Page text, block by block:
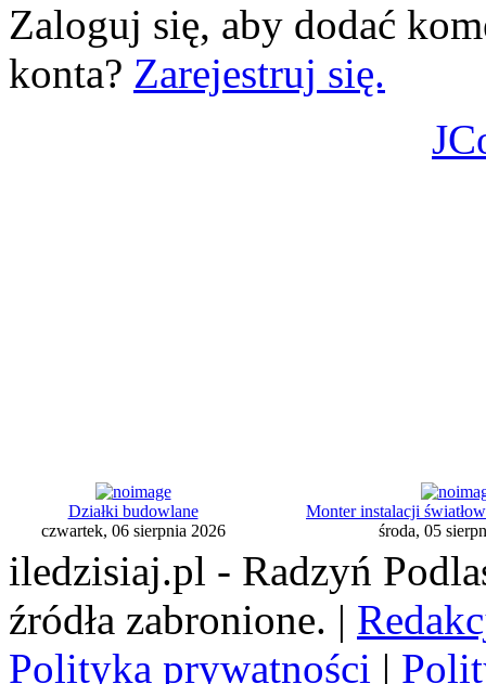
Zaloguj się, aby dodać
konta? Zarejestruj się.
Działki budowlane
czwartek, 06 sierpnia 2026
Monter instalacji
środa, 05
iledzisiaj.pl - Radzyń
źródła zabronione. |
Polityka prywatności |